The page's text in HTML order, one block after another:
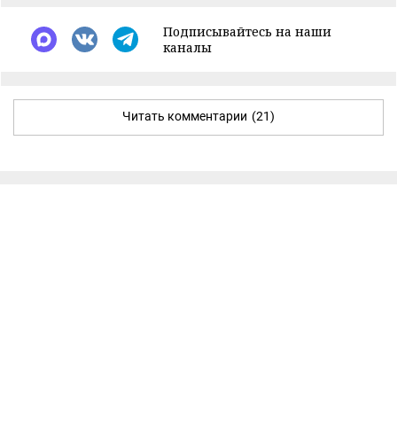
Подписывайтесь на наши
каналы
Читать комментарии (21)